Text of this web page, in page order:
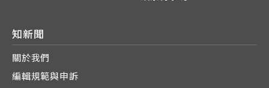
知新聞
關於我們
編輯規範與申訴